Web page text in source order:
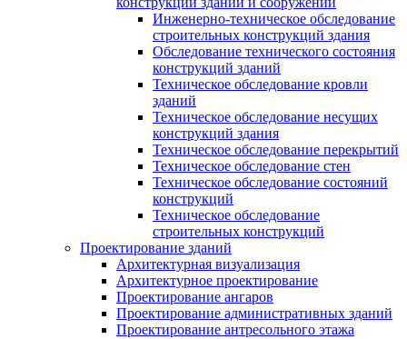
Инженерно-техническое обследование
строительных конструкций здания
Обследование технического состояния
конструкций зданий
Техническое обследование кровли
зданий
Техническое обследование несущих
конструкций здания
Техническое обследование перекрытий
Техническое обследование стен
Техническое обследование состояний
конструкций
Техническое обследование
строительных конструкций
Проектирование зданий
Архитектурная визуализация
Архитектурное проектирование
Проектирование ангаров
Проектирование административных зданий
Проектирование антресольного этажа